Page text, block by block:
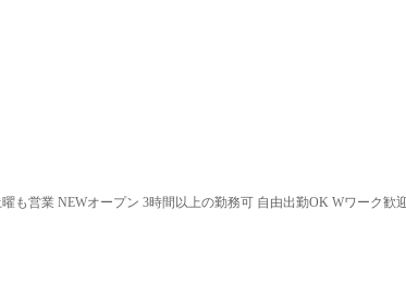
営業 NEWオープン 3時間以上の勤務可 自由出勤OK Wワーク歓